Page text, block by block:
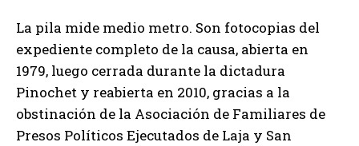
La pila mide medio metro. Son fotocopias del
expediente completo de la causa, abierta en
1979, luego cerrada durante la dictadura
Pinochet y reabierta en 2010, gracias a la
obstinación de la Asociación de Familiares de
Presos Políticos Ejecutados de Laja y San